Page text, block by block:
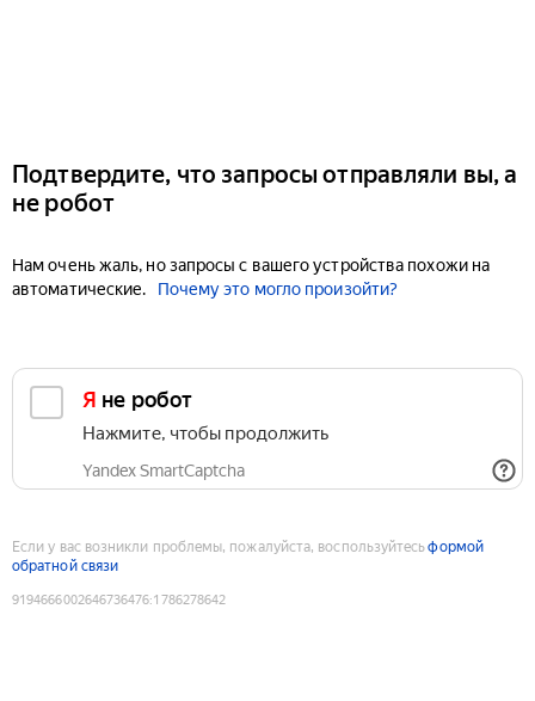
Подтвердите, что запросы отправляли вы, а
не робот
Нам очень жаль, но запросы с вашего устройства похожи на
автоматические.
Почему это могло произойти?
Я не робот
Нажмите, чтобы продолжить
Yandex SmartCaptcha
Если у вас возникли проблемы, пожалуйста, воспользуйтесьформой
обратной связи
9194666002646736476:1786278642